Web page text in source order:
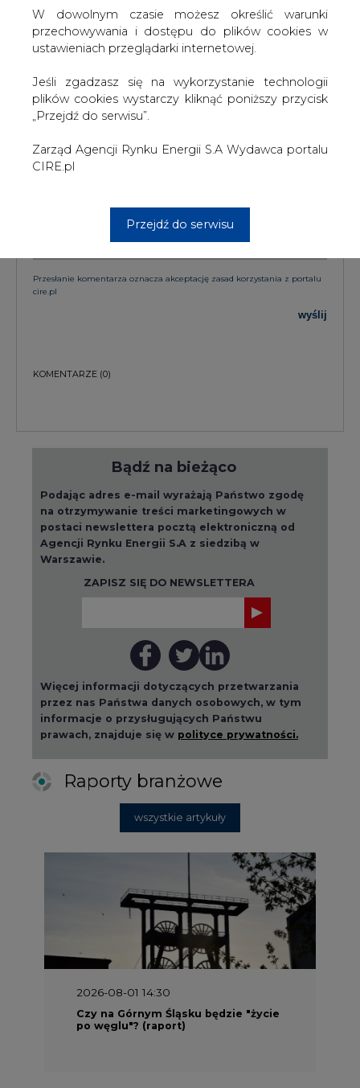
W dowolnym czasie możesz określić warunki
przechowywania i dostępu do plików cookies w
ustawieniach przeglądarki internetowej.
Jeśli zgadzasz się na wykorzystanie technologii
plików cookies wystarczy kliknąć poniższy przycisk
„Przejdź do serwisu”.
Zarząd Agencji Rynku Energii S.A Wydawca portalu
CIRE.pl
Przejdź do serwisu
KOMENTARZE
Przesłanie komentarza oznacza akceptację zasad korzystania z portalu
cire.pl
wyślij
KOMENTARZE (0)
Bądź na bieżąco
Podając adres e-mail wyrażają Państwo zgodę
na otrzymywanie treści marketingowych w
postaci newslettera pocztą elektroniczną od
Agencji Rynku Energii S.A z siedzibą w
Warszawie.
ZAPISZ SIĘ DO NEWSLETTERA
Więcej informacji dotyczących przetwarzania
przez nas Państwa danych osobowych, w tym
informacje o przysługujących Państwu
prawach, znajduje się w polityce prywatności.
Raporty branżowe
wszystkie artykuły
2026-08-01 14:30
Czy na Górnym Śląsku będzie "życie
po węglu"? (raport)